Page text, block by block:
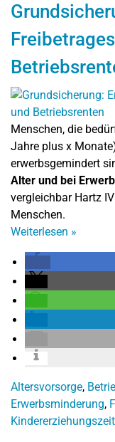
Menschen, die
Jahre plus x
erwerbsgemindert
Alter und bei
vergleichbar Hartz
Menschen.
Weiterlesen »
Altersvorsorge,
Erwerbsminderung,
Kindererziehungszeit